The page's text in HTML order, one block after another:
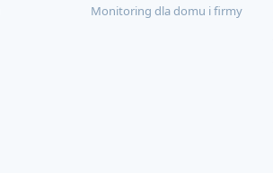
Monitoring dla domu i firmy